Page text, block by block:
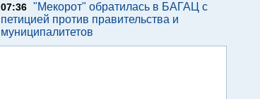
07:36 "Мекорот" обратилась в БАГАЦ с
петицией против правительства и
муниципалитетов